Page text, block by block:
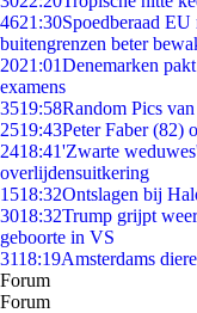
4621:30Spoedberaad
buitengrenzen beter
2021:01Denemarken
examens
3519:58Random Pics
2519:43Peter Faber (82)
2418:41'Zwarte
overlijdensuitkering
1518:32Ontslagen bij
3018:32Trump grijpt
geboorte in VS
3118:19Amsterdams
Forum
Forum